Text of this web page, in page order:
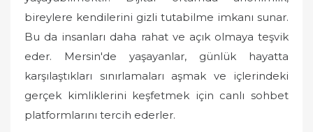
bireylere kendilerini gizli tutabilme imkanı sunar.
Bu da insanları daha rahat ve açık olmaya teşvik
eder. Mersin'de yaşayanlar, günlük hayatta
karşılaştıkları sınırlamaları aşmak ve içlerindeki
gerçek kimliklerini keşfetmek için canlı sohbet
platformlarını tercih ederler.